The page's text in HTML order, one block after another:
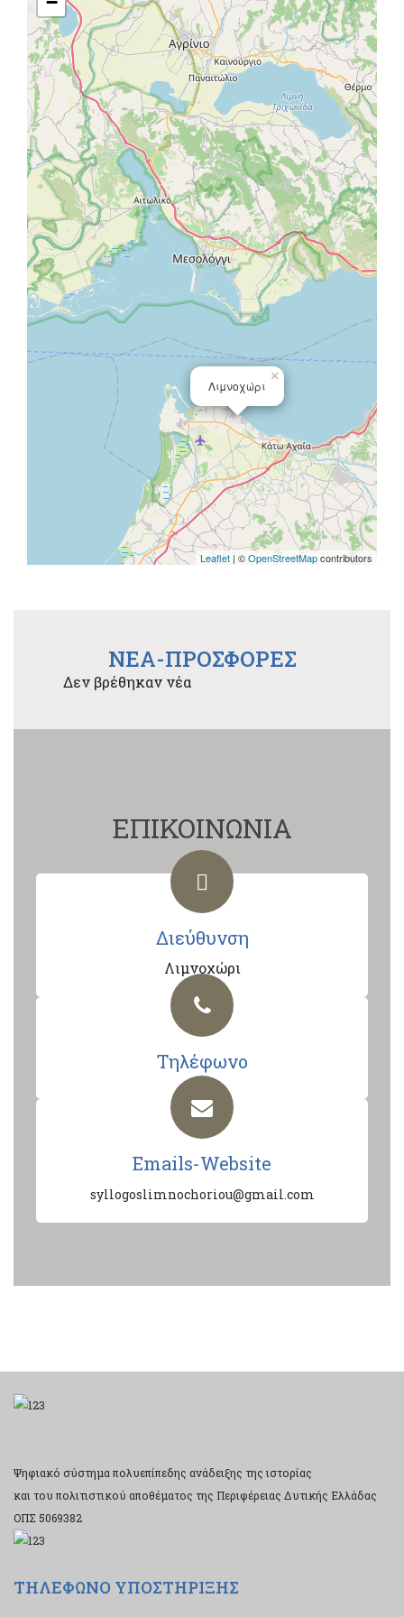
Λιμνοχώρι
×
Leaflet | ©OpenStreetMapcontributors
NEA-ΠΡΟΣΦΟΡΕΣ
Δεν βρέθηκαν νέα
ΕΠΙΚΟΙΝΩΝΙΑ
Διεύθυνση
Λιμνοχώρι
Τηλέφωνο
Emails-Website
syllogoslimnochoriou@gmail.com
Ψηφιακό σύστημα πολυεπίπεδης ανάδειξης της ιστορίας
και του πολιτιστικού αποθέματος της Περιφέρειας Δυτικής Ελλάδας
ΟΠΣ 5069382
ΤΗΛΕΦΩΝΟ ΥΠΟΣΤΗΡΙΞΗΣ